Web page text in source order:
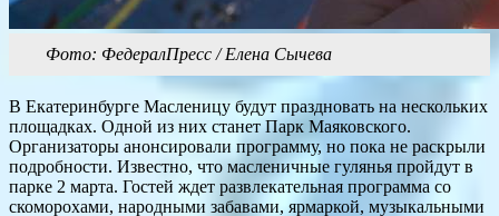
Фото: ФедералПресс / Елена Сычева
В Екатеринбурге Масленицу будут праздновать на нескольких
площадках. Одной из них станет Парк Маяковского.
Организаторы анонсировали программу, но пока не раскрыли
подробности. Известно, что масленичные гулянья пройдут в
парке 2 марта. Гостей ждет развлекательная программа со
скоморохами, народными забавами, ярмаркой, музыкальными